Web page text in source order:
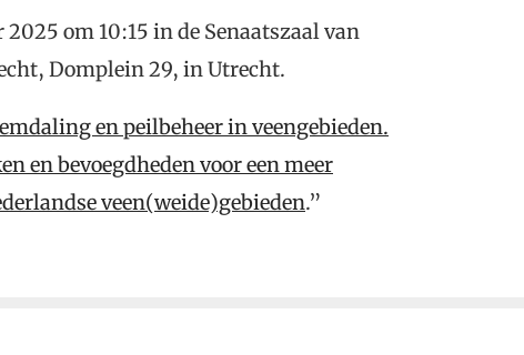
om 10:15 in de Senaatszaal van
Domplein 29, in Utrecht.
en peilbeheer in veengebieden.
en bevoegdheden voor een meer
veen(weide)gebieden.”